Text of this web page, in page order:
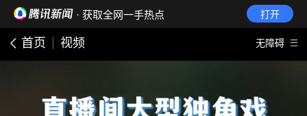
· 获取全网一手热点 打开
首页 视频 无障碍